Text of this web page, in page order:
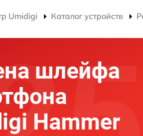
Umidigi Каталог устройств
шлейфа
Hammer